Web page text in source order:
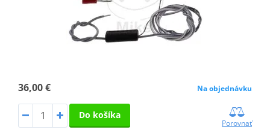
36,00 € Na objednávku
Do košíka
Porovnať